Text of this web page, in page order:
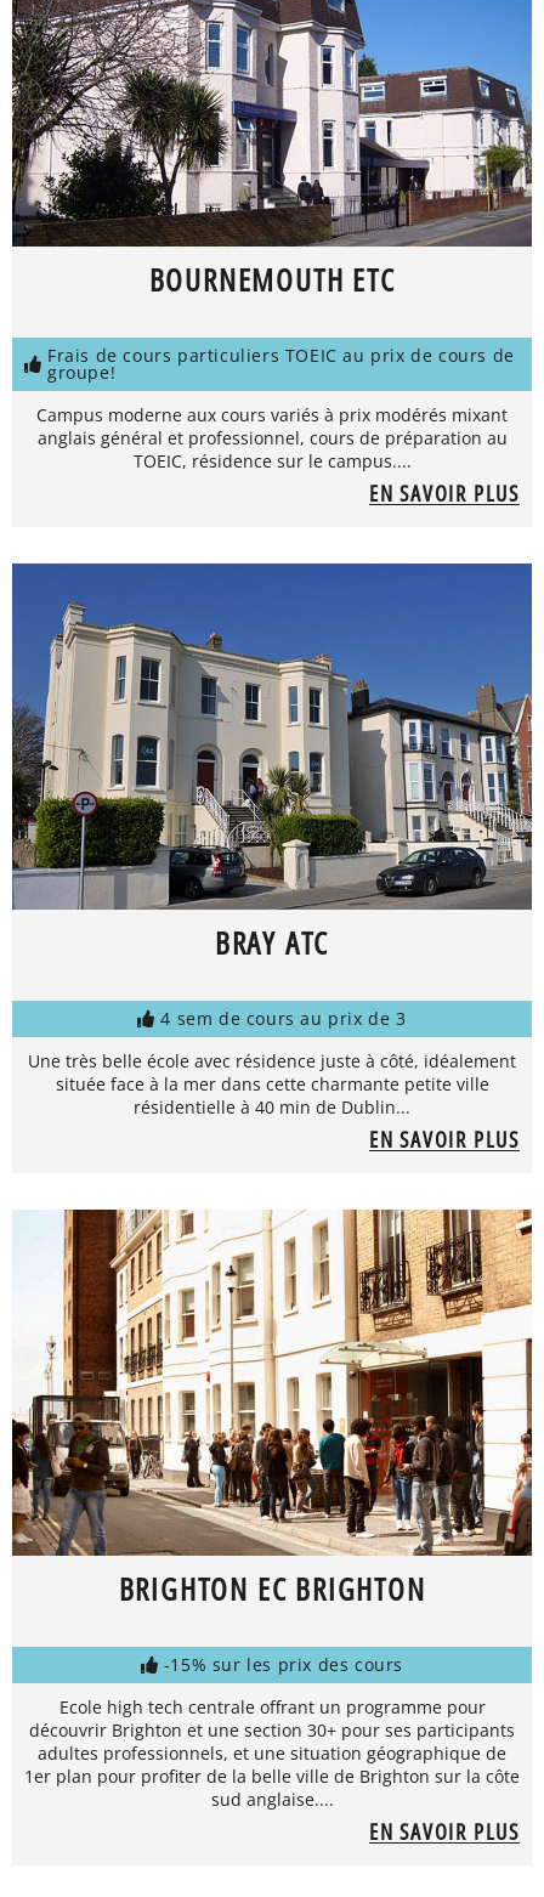
BOURNEMOUTH ETC
Frais de cours particuliers TOEIC au prix de cours de
groupe!
Campus moderne aux cours variés à prix modérés mixant
anglais général et professionnel, cours de préparation au
TOEIC, résidence sur le campus....
EN SAVOIR PLUS
BRAY ATC
4 sem de cours au prix de 3
Une très belle école avec résidence juste à côté, idéalement
située face à la mer dans cette charmante petite ville
résidentielle à 40 min de Dublin...
EN SAVOIR PLUS
BRIGHTON EC BRIGHTON
-15% sur les prix des cours
Ecole high tech centrale offrant un programme pour
découvrir Brighton et une section 30+ pour ses participants
adultes professionnels, et une situation géographique de
1er plan pour profiter de la belle ville de Brighton sur la côte
sud anglaise....
EN SAVOIR PLUS